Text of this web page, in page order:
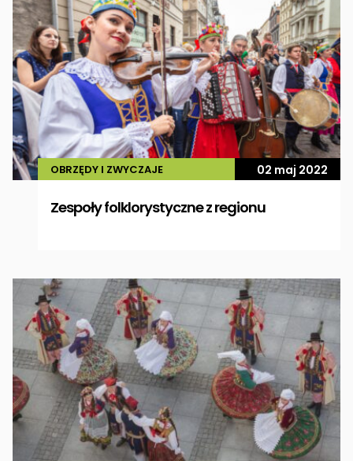
OBRZĘDY I ZWYCZAJE 02 maj 2022
Zespoły folklorystyczne z regionu